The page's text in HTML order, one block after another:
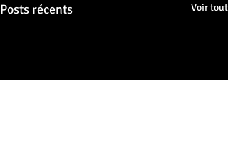
Posts récents Voir tout